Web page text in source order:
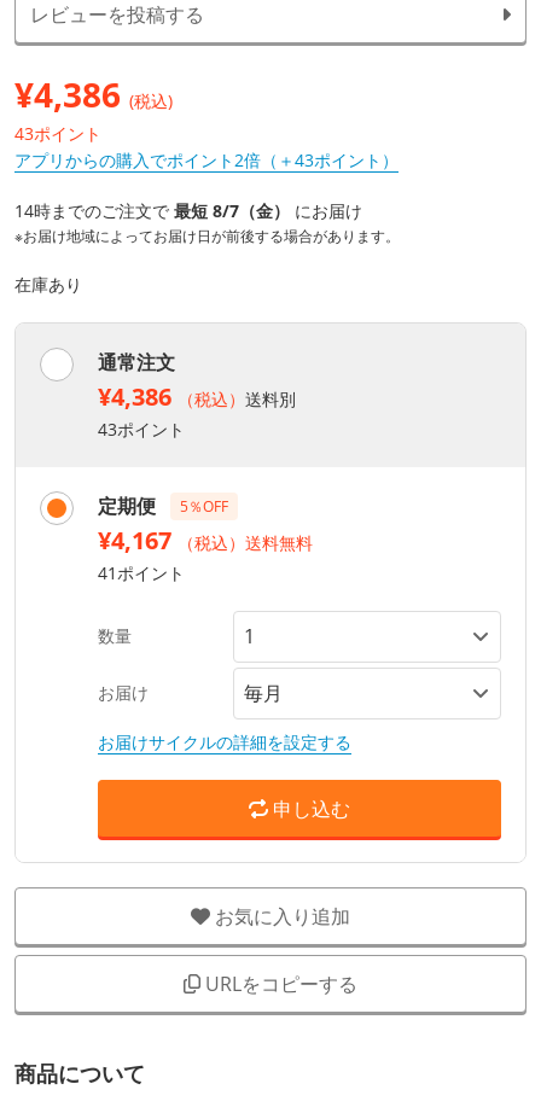
レビューを投稿する
¥4,386 (税込)
43ポイント
アプリからの購入でポイント2倍（＋43ポイント）
14時までのご注文で 最短 8/7（金） にお届け
※お届け地域によってお届け日が前後する場合があります。
在庫あり
通常注文
¥4,386 （税込） 送料別
43ポイント
定期便 5％OFF
¥4,167
（税込）送料無料
41ポイント
数量
お届け
お届けサイクルの詳細を設定する
申し込む
お気に入り追加
URLをコピーする
商品について